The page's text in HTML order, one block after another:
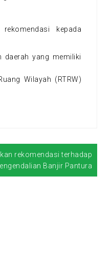
kepada
daerah yang memiliki
Wilayah (RTRW)
rekomendasi terhadap
Banjir Pantura